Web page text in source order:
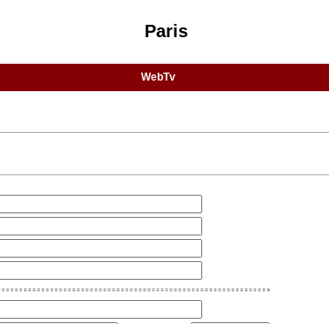
Paris
WebTv